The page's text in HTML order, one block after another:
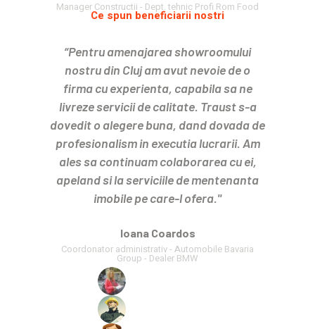
Manager Constructii - Dept. tehnic Profi Rom Food
Ce spun beneficiarii nostri
“Pentru amenajarea showroomului
nostru din Cluj am avut nevoie de o
firma cu experienta, capabila sa ne
livreze servicii de calitate. Traust s-a
dovedit o alegere buna, dand dovada de
profesionalism in executia lucrarii. Am
ales sa continuam colaborarea cu ei,
apeland si la serviciile de mentenanta
imobile pe care-l ofera."
Ioana Coardos
Coordonator administrativ - Automobile Bavaria
Group - Dealer BMW